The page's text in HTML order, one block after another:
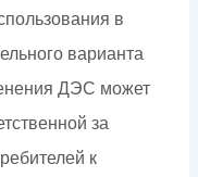
в
варианта
ДЭС может
за
к